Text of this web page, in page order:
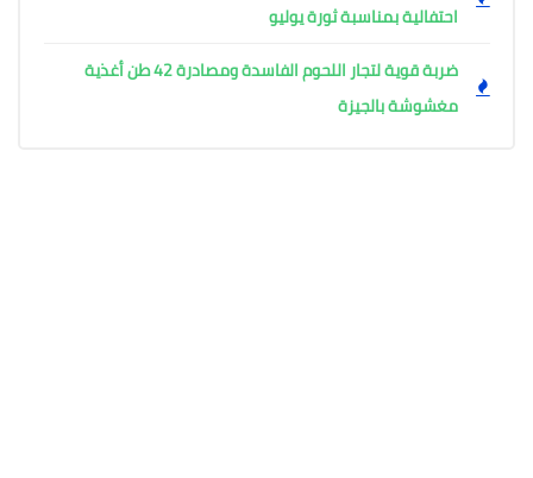
احتفالية بمناسبة ثورة يوليو
ضربة قوية لتجار اللحوم الفاسدة ومصادرة 42 طن أغذية
مغشوشة بالجيزة